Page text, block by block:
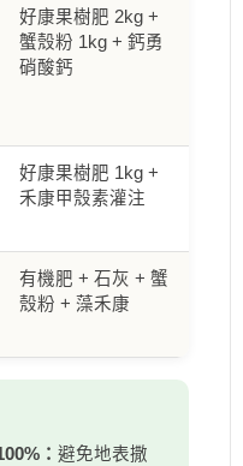
好康果樹肥 2kg +
蟹殼粉 1kg + 鈣勇
硝酸鈣
好康果樹肥 1kg +
禾康甲殼素灌注
有機肥 + 石灰 + 蟹
殼粉 + 藻禾康
： 避免地表撒